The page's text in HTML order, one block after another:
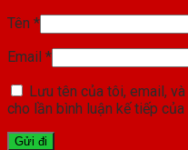
Tên *
Email *
Lưu tên của tôi, email,
cho lần bình luận kế tiếp của